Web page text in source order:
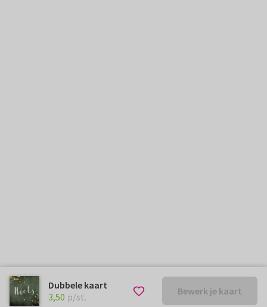
Dubbele kaart
€ 3,50 p/st.
3,50 p/st. Bewerk je kaart